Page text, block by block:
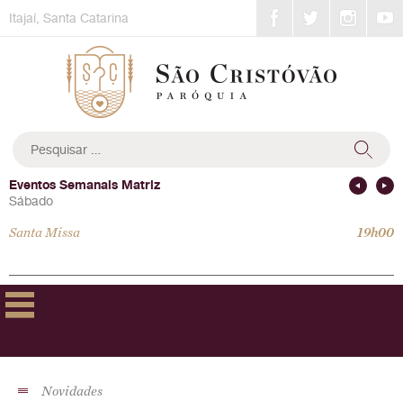
toItajaí, Santa Catarina
por:
Eventos Semanais Matriz
Sábado
Santa Missa 19h00
Novidades